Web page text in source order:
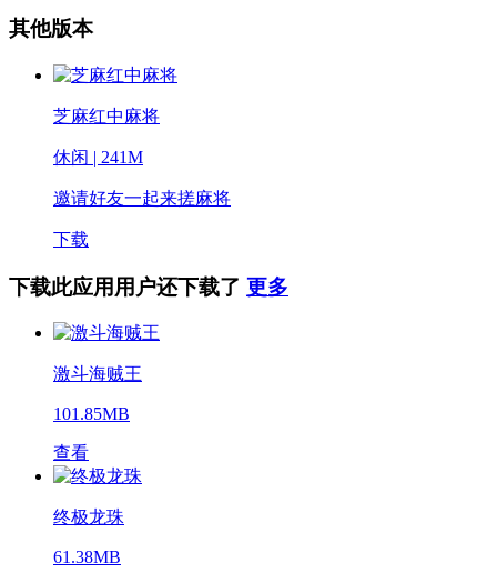
其他版本
芝麻红中麻将
休闲 | 241M
邀请好友一起来搓麻将
下载
下载此应用用户还下载了 更多
激斗海贼王
101.85MB
查看
终极龙珠
61.38MB